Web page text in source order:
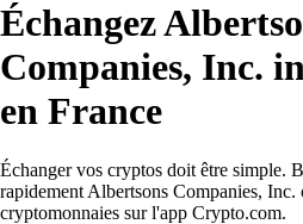
Échangez
Companies, Inc.
en France
Échanger vos cryptos doit être simple.
rapidement Albertsons Companies, Inc.
cryptomonnaies sur l'app Crypto.com.